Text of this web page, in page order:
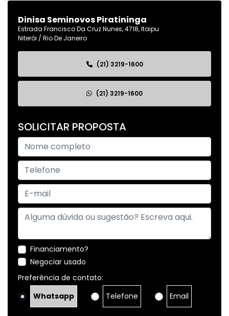
Dinisa Seminovos Piratininga
Estrada Francisco Da Cruz Nunes, 4718, Itaipu
Niterói / Rio De Janeiro
(21) 3219-1600
(21) 3219-1600
SOLICITAR PROPOSTA
Financiamento?
Negociar usado
Preferência de contato:
Whatsapp
Telefone Email